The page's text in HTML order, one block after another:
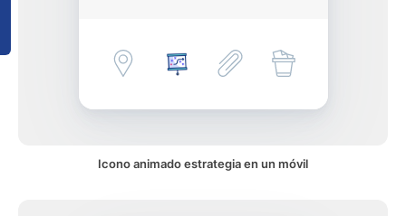
Icono animado estrategia en un móvil